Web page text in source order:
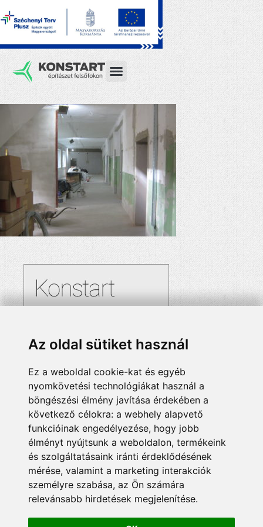
Az oldal sütiket használ
Ez a weboldal cookie-kat és egyéb
nyomkövetési technológiákat használ a
böngészési élmény javítása érdekében a
következő célokra: a webhely alapvető
funkcióinak engedélyezése, hogy jobb
élményt nyújtsunk a weboldalon, termékeink
és szolgáltatásaink iránti érdeklődésének
mérése, valamint a marketing interakciók
személyre szabása, az Ön számára
relevánsabb hirdetések megjelenítése.